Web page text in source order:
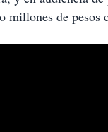
millones de pesos